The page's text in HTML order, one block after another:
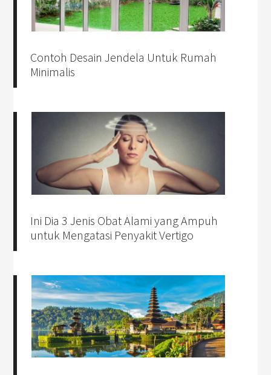
Contoh Desain Jendela Untuk Rumah
Minimalis
Ini Dia 3 Jenis Obat Alami yang Ampuh
untuk Mengatasi Penyakit Vertigo